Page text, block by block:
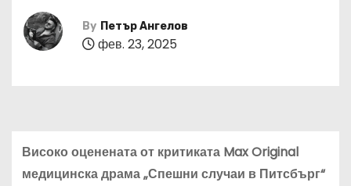
By Петър Ангелов
фев. 23, 2025
Високо оценената от критиката Max Original
медицинска драма „Спешни случаи в Питсбърг“